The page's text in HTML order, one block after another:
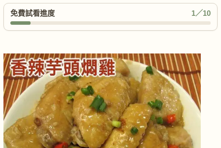
免費試看進度 1／10